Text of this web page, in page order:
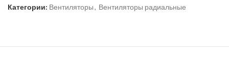
Категории: Вентиляторы, Вентиляторы радиальные